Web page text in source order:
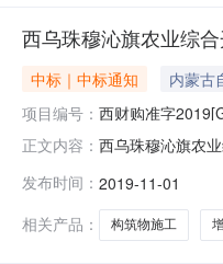
西乌珠穆沁旗农业综
中标｜中标通知
内蒙古
项目编号： 西财购准字
正文内容： 西乌珠穆沁旗农
文件编号：西财
增量资金土地
发布时间： 2019-11-01
相关产品：
构筑物施工